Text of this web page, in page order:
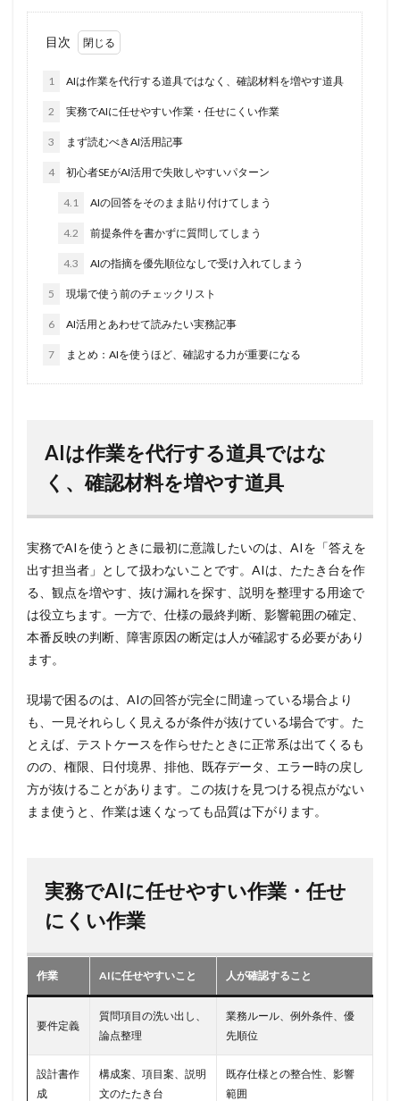
目次
1 AIは作業を代行する道具ではなく、確認材料を増やす道具
2 実務でAIに任せやすい作業・任せにくい作業
3 まず読むべきAI活用記事
4 初心者SEがAI活用で失敗しやすいパターン
4.1 AIの回答をそのまま貼り付けてしまう
4.2 前提条件を書かずに質問してしまう
4.3 AIの指摘を優先順位なしで受け入れてしまう
5 現場で使う前のチェックリスト
6 AI活用とあわせて読みたい実務記事
7 まとめ：AIを使うほど、確認する力が重要になる
AIは作業を代行する道具ではな
く、確認材料を増やす道具
実務でAIを使うときに最初に意識したいのは、AIを「答えを
出す担当者」として扱わないことです。AIは、たたき台を作
る、観点を増やす、抜け漏れを探す、説明を整理する用途で
は役立ちます。一方で、仕様の最終判断、影響範囲の確定、
本番反映の判断、障害原因の断定は人が確認する必要があり
ます。
現場で困るのは、AIの回答が完全に間違っている場合より
も、一見それらしく見えるが条件が抜けている場合です。た
とえば、テストケースを作らせたときに正常系は出てくるも
のの、権限、日付境界、排他、既存データ、エラー時の戻し
方が抜けることがあります。この抜けを見つける視点がない
まま使うと、作業は速くなっても品質は下がります。
実務でAIに任せやすい作業・任せ
にくい作業
作業 AIに任せやすいこと 人が確認すること
要件定義
質問項目の洗い出し、
論点整理
業務ルール、例外条件、優
先順位
設計書作
成
構成案、項目案、説明
文のたたき台
既存仕様との整合性、影響
範囲